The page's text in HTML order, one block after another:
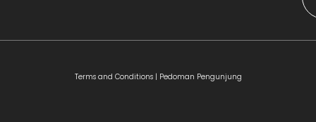
Terms and Conditions | Pedoman Pengunjung